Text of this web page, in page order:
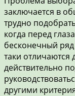
заключается в
трудно
когда перед
бесконечный
таки отличаются
действительно
другими